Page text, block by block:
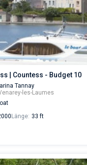
| Countess - Budget 10
Tannay
les-Laumes
Länge: 33 ft